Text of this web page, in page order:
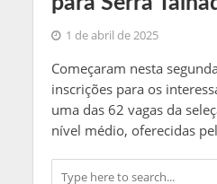
1 de abril de 2025
Começaram nesta
inscrições para os
uma das 62 vagas da
nível médio, oferecidas